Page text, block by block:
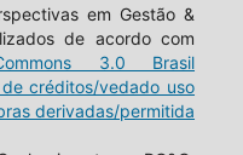
em Gestão &
de acordo com
3.0 Brasil
créditos/vedado uso
derivadas/permitida